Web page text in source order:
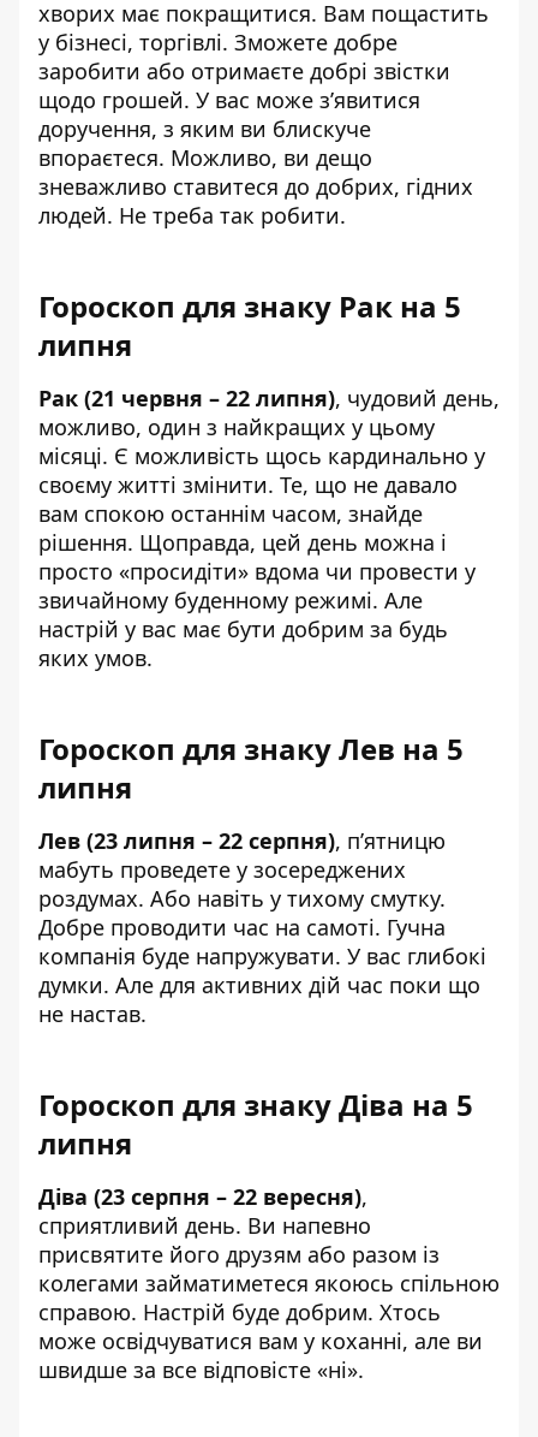
хворих має покращитися. Вам пощастить
у бізнесі, торгівлі. Зможете добре
заробити або отримаєте добрі звістки
щодо грошей. У вас може з’явитися
доручення, з яким ви блискуче
впораєтеся. Можливо, ви дещо
зневажливо ставитеся до добрих, гідних
людей. Не треба так робити.
Гороскоп для знаку Рак на 5
липня
Рак (21 червня – 22 липня), чудовий день,
можливо, один з найкращих у цьому
місяці. Є можливість щось кардинально у
своєму житті змінити. Те, що не давало
вам спокою останнім часом, знайде
рішення. Щоправда, цей день можна і
просто «просидіти» вдома чи провести у
звичайному буденному режимі. Але
настрій у вас має бути добрим за будь
яких умов.
Гороскоп для знаку Лев на 5
липня
Лев (23 липня – 22 серпня), п’ятницю
мабуть проведете у зосереджених
роздумах. Або навіть у тихому смутку.
Добре проводити час на самоті. Гучна
компанія буде напружувати. У вас глибокі
думки. Але для активних дій час поки що
не настав.
Гороскоп для знаку Діва на 5
липня
Діва (23 серпня – 22 вересня),
сприятливий день. Ви напевно
присвятите його друзям або разом із
колегами займатиметеся якоюсь спільною
справою. Настрій буде добрим. Хтось
може освідчуватися вам у коханні, але ви
швидше за все відповісте «ні».